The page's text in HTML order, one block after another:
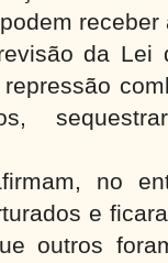
da Lei
no
e
outros